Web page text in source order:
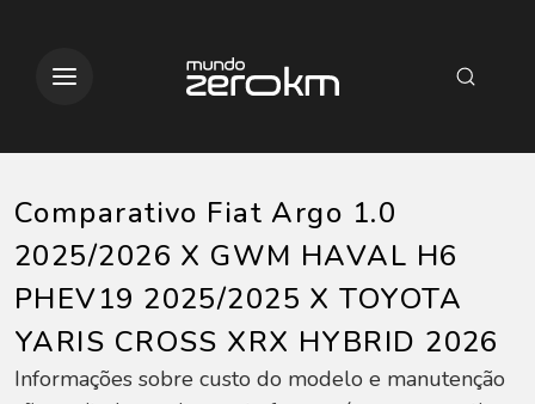
Comparativo Fiat Argo 1.0
2025/2026 X GWM HAVAL H6
PHEV19 2025/2025 X TOYOTA
YARIS CROSS XRX HYBRID 2026
Informações sobre custo do modelo e manutenção